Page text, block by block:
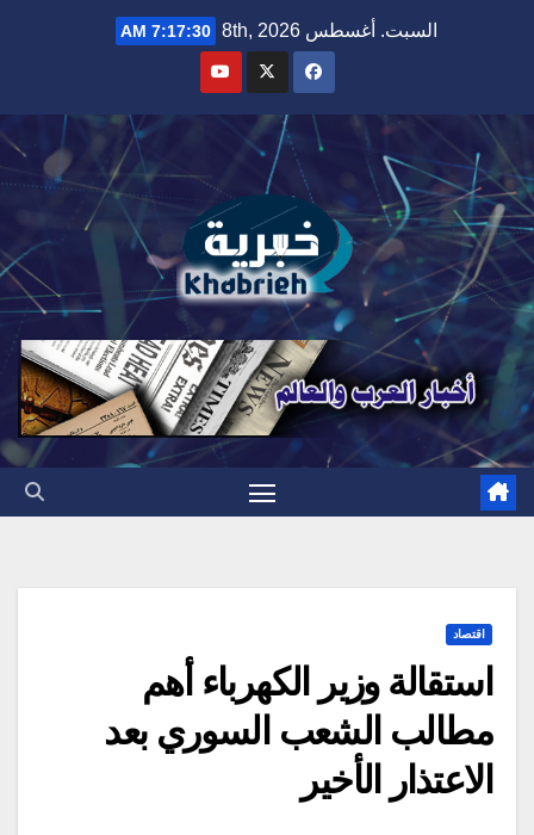
السبت. أغسطس 8th, 2026 7:17:31 AM
اقتصاد
استقالة وزير الكهرباء أهم
مطالب الشعب السوري بعد
الاعتذار الأخير